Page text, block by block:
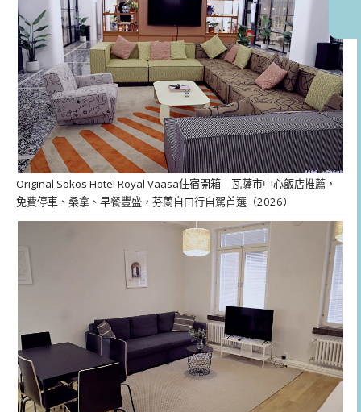
Original Sokos Hotel Royal Vaasa住宿開箱｜瓦薩市中心飯店推薦，
免費停車、桑拿、早餐豐盛，芬蘭自由行自駕首選（2026）